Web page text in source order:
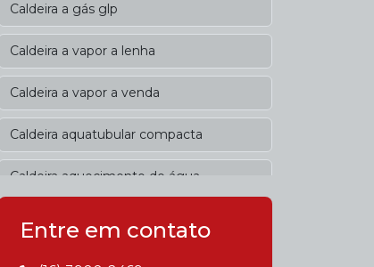
Caldeira a gás glp
Caldeira a vapor a lenha
Caldeira a vapor a venda
Caldeira aquatubular compacta
Caldeira aquecimento de água
Entre em contato